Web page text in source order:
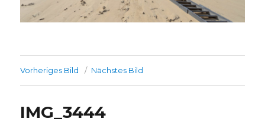
Vorheriges Bild Nächstes Bild
IMG_3444